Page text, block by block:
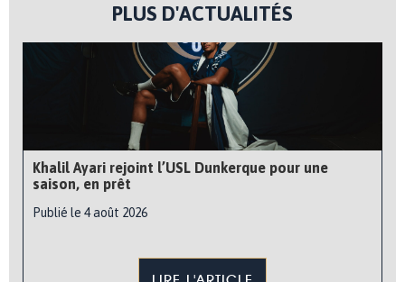
PLUS D'ACTUALITÉS
Khalil Ayari rejoint l’USL Dunkerque pour une
saison, en prêt
Publié le 4 août 2026